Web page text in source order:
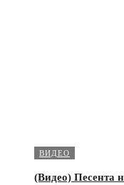
ВИДЕО
(Видео) Песента